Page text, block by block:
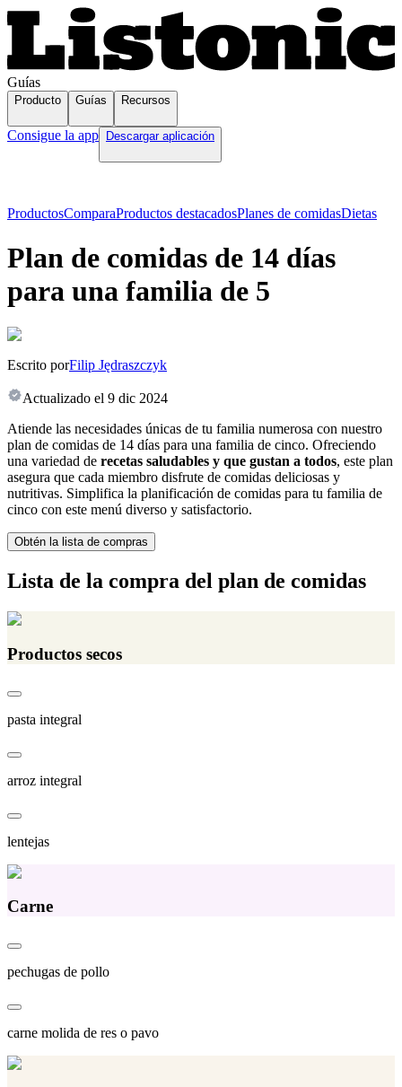
Guías
Producto Guías Recursos
Consigue la app Descargar aplicación
ProductosComparaProductos destacadosPlanes de comidasDietas
Plan de comidas de 14 días
para una familia de 5
Escrito porFilip Jędraszczyk
Actualizado el 9 dic 2024
Atiende las necesidades únicas de tu familia numerosa con nuestro
plan de comidas de 14 días para una familia de cinco. Ofreciendo
una variedad de recetas saludables y que gustan a todos, este plan
asegura que cada miembro disfrute de comidas deliciosas y
nutritivas. Simplifica la planificación de comidas para tu familia de
cinco con este menú diverso y satisfactorio.
Obtén la lista de compras
Lista de la compra del plan de comidas
Productos secos
pasta integral
arroz integral
lentejas
Carne
pechugas de pollo
carne molida de res o pavo